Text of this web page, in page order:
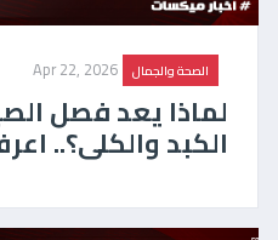
الصحة والجمال Apr 22, 2026
لماذا يعد فصل
الكبد والكلى؟..